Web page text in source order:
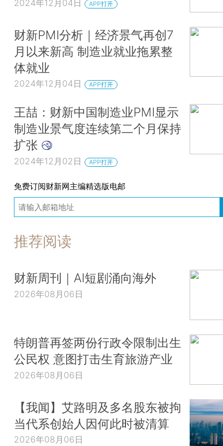
2024年12月04日 APP打开
财新PMI分析｜经济景气再创7
月以来新高 制造业就业拖累整
体就业
2024年12月04日 APP打开
王喆：财新中国制造业PMI显示
制造业景气度连续第二个月保持
扩张
2024年12月02日 APP打开
免费订阅财新网主编精选版电邮
推荐阅读
财新周刊｜AI短剧涌向海外
2026年08月06日
特朗普再签两份行政令限制出生
公民权 意图打击生育旅游产业
2026年08月06日
【我闻】艾路明及多名股东被拘
当代系创始人因何此时被清算
2026年08月06日